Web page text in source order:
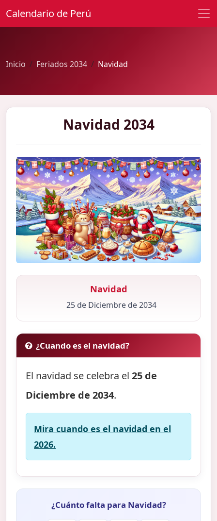
Calendario de Perú
Inicio Feriados 2034 Navidad
Navidad 2034
Navidad
25 de Diciembre de 2034
¿Cuando es el navidad?
El navidad se celebra el25 de
Diciembre de 2034.
Mira cuando es el navidad en el
2026.
¿Cuánto falta para Navidad?